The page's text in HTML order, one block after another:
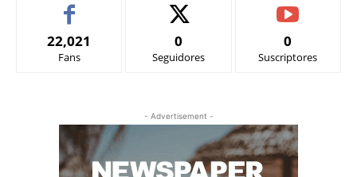
22,021
Fans
0
Seguidores
0
Suscriptores
- Advertisement -